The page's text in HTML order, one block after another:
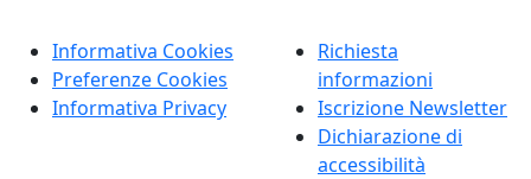
Informativa Cookies
Preferenze Cookies
Informativa Privacy
Richiesta
informazioni
Iscrizione Newsletter
Dichiarazione di
accessibilità